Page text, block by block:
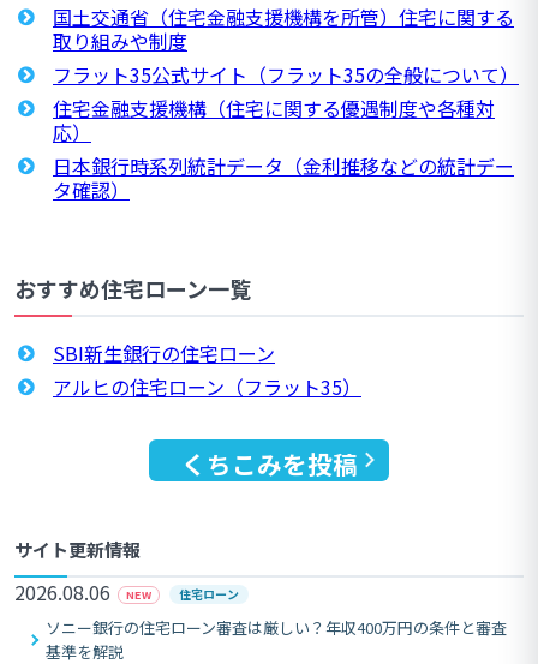
国土交通省（住宅金融支援機構を所管）住宅に関する
取り組みや制度
フラット35公式サイト（フラット35の全般について）
住宅金融支援機構（住宅に関する優遇制度や各種対
応）
日本銀行時系列統計データ（金利推移などの統計デー
タ確認）
おすすめ住宅ローン一覧
SBI新生銀行の住宅ローン
アルヒの住宅ローン（フラット35）
くちこみを投稿
サイト更新情報
2026.08.06 NEW 住宅ローン
ソニー銀行の住宅ローン審査は厳しい？年収400万円の条件と審査
基準を解説